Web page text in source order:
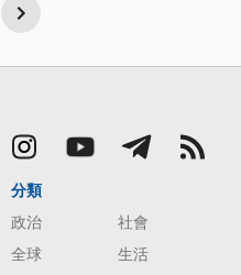
分類
政治
社會
全球
生活